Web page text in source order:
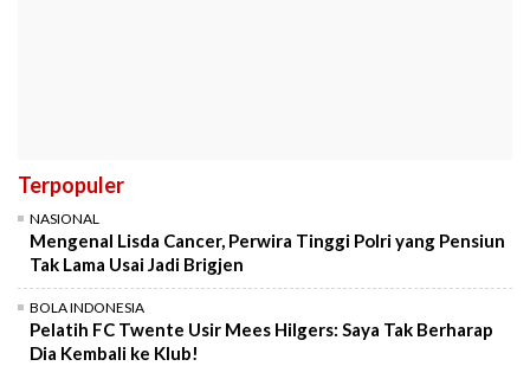
Terpopuler
NASIONAL
Mengenal Lisda Cancer, Perwira Tinggi Polri yang Pensiun
Tak Lama Usai Jadi Brigjen
BOLA INDONESIA
Pelatih FC Twente Usir Mees Hilgers: Saya Tak Berharap
Dia Kembali ke Klub!